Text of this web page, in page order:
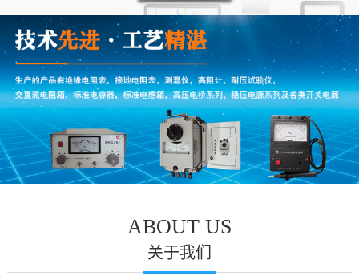
ABOUT US
关于我们